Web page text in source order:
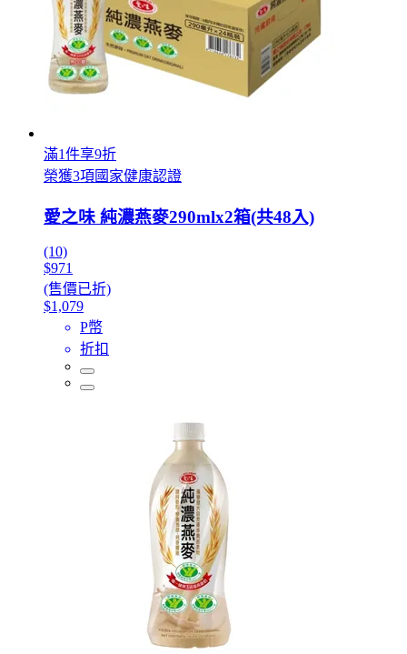
滿1件享9折
榮獲3項國家健康認證
愛之味 純濃燕麥290mlx2箱(共48入)
(10)
$971
(售價已折)
$1,079
P幣
折扣